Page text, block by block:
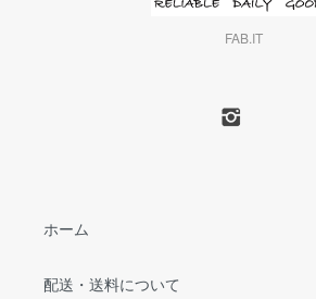
FAB.IT
ホーム
配送・送料について